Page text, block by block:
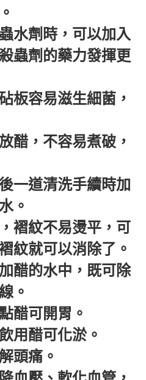
水劑時，可以加入
蟲劑的藥力發揮更
板容易滋生細菌，
醋，不容易煮破，
一道清洗手續時加
。
褶紋不易燙平，可
紋就可以消除了。
醋的水中，既可除
。
醋可開胃。
用醋可化淤。
頭痛。